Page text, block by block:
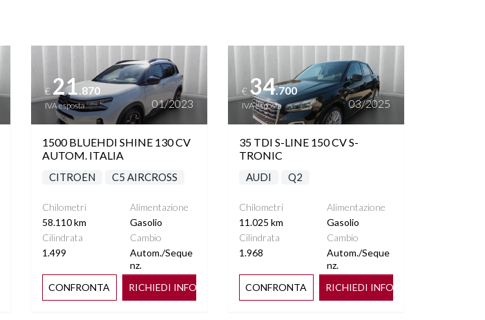
Vedi dettagli
€21.870
IVA esposta 01/2023
1500 BLUEHDI SHINE 130 CV
AUTOM. ITALIA
CITROEN C5 AIRCROSS
Chilometri
58.110 km
Alimentazione
Gasolio
Cilindrata
1.499
Cambio
Autom./Seque
nz.
CONFRONTA
RICHIEDI INFO
Vedi dettagli
€34.700
IVA esposta 03/2025
35 TDI S-LINE 150 CV S-
TRONIC
AUDI Q2
Chilometri
11.025 km
Alimentazione
Gasolio
Cilindrata
1.968
Cambio
Autom./Seque
nz.
CONFRONTA
RICHIEDI INFO